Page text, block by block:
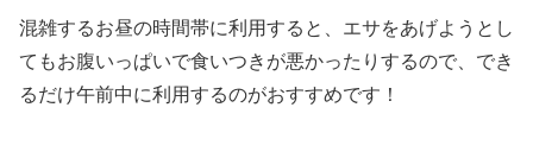
混雑するお昼の時間帯に利用すると、エサをあげようとし
てもお腹いっぱいで食いつきが悪かったりするので、でき
るだけ午前中に利用するのがおすすめです！